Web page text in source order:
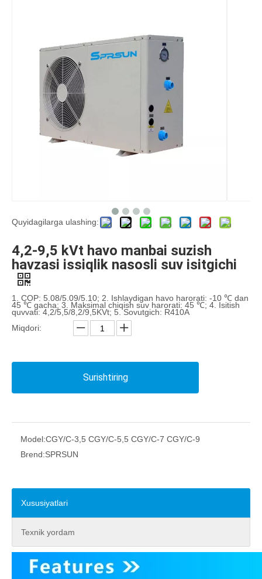
Quyidagilarga ulashing:
4,2-9,5 kVt havo manbai suzish
havzasi issiqlik nasosli suv isitgichi
1. COP: 5.08/5.09/5.10; 2. Ishlaydigan havo harorati: -10 ℃ dan
45 ℃ gacha; 3. Maksimal chiqish suv harorati: 45 ℃; 4. Isitish
quvvati: 4,2/5,5/8,2/9,5KVt; 5. Sovutgich: R410A
Miqdori:
Surishtiring
Model:CGY/C-3,5 CGY/C-5,5 CGY/C-7 CGY/C-9
Brend:SPRSUN
Xususiyatlari
Texnik yordam